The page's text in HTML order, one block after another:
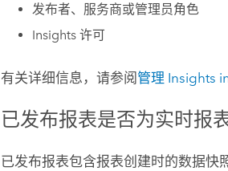
发布者、服务商或管理员角色
Insights许可
有关详细信息，请参阅管理 Insights
已发布报表是否为实时报表
已发布报表包含报表创建时的数据快